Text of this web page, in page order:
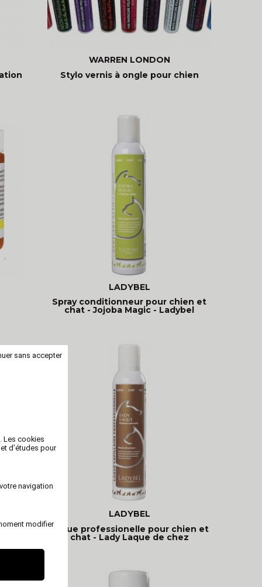
WARREN LONDON
Stylo vernis à ongle pour chien
LADYBEL
Spray conditionneur pour chien et
chat - Jojoba Magic - Ladybel
-
LADYBEL
Laque professionelle pour chien et
chat - Lady Laque de chez
sans accepter
Les cookies
d’études pour
navigation
modifier